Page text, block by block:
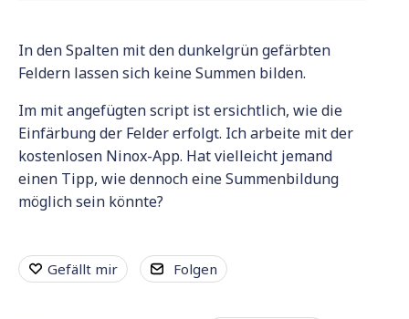
In den Spalten mit den dunkelgrün gefärbten
Feldern lassen sich keine Summen bilden.
Im mit angefügten script ist ersichtlich, wie die
Einfärbung der Felder erfolgt. Ich arbeite mit der
kostenlosen Ninox-App. Hat vielleicht jemand
einen Tipp, wie dennoch eine Summenbildung
möglich sein könnte?
Gefällt mir Folgen